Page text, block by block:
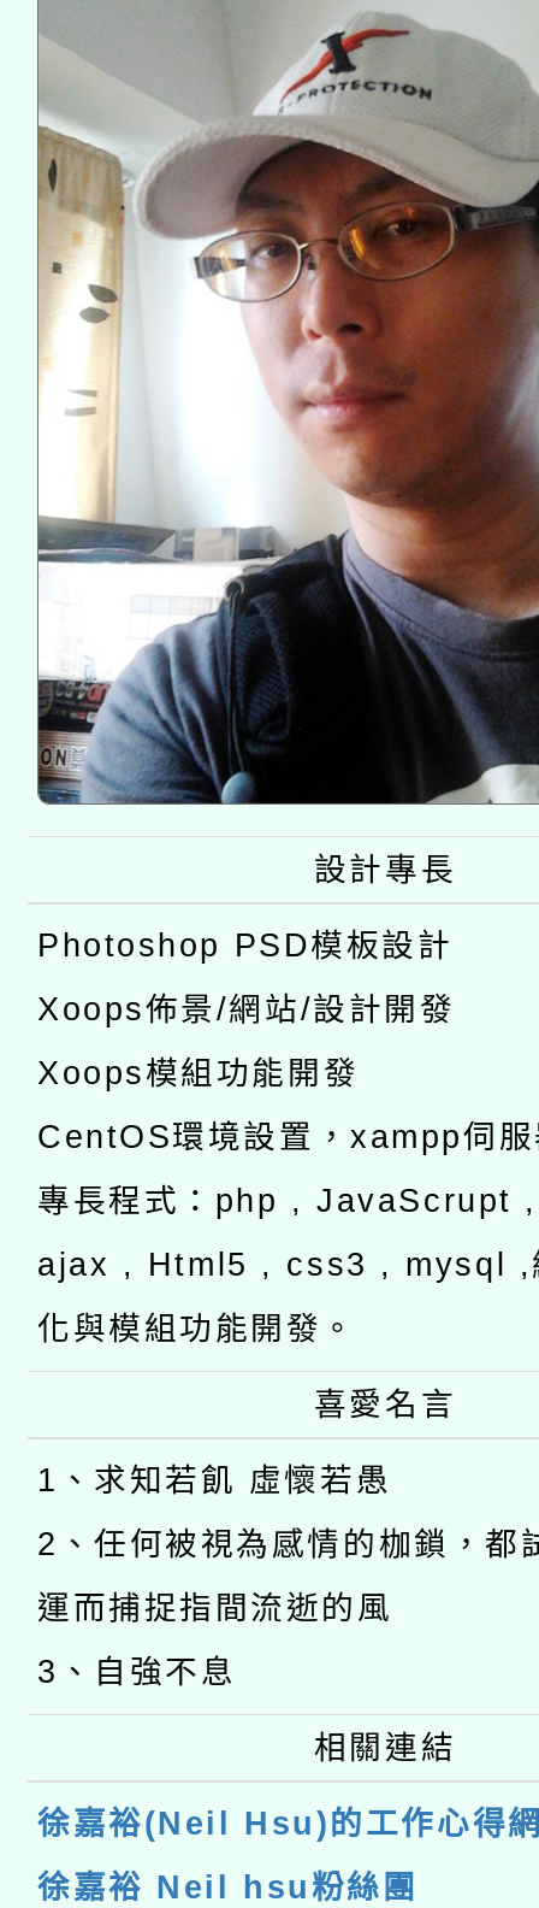
設計專長
Photoshop PSD模板設計
Xoops佈景/網站/設計開發
Xoops模組功能開發
CentOS環境設置，xampp伺
專長程式：php , JavaScrupt
ajax , Html5 , css3 , mysql ,
化與模組功能開發。
喜愛名言
1、求知若飢 虛懷若愚
2、任何被視為感情的枷鎖，都
運而捕捉指間流逝的風
3、自強不息
相關連結
徐嘉裕(Neil Hsu)的工作心得
徐嘉裕 Neil hsu粉絲團